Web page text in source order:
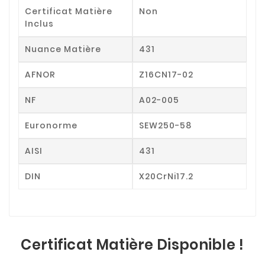
Certificat Matière
Inclus
Non
Nuance Matière 431
AFNOR Z16CN17-02
NF A02-005
Euronorme SEW250-58
AISI 431
DIN X20CrNi17.2
Certificat Matière Disponible !